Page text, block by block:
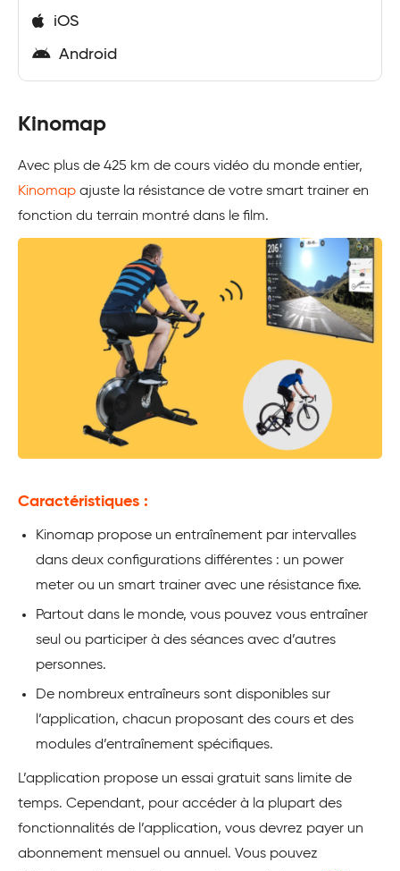
iOS
Android
Kinomap
Avec plus de 425 km de cours vidéo du monde entier,
Kinomap ajuste la résistance de votre smart trainer en
fonction du terrain montré dans le film.
Caractéristiques :
Kinomap propose un entraînement par intervalles
dans deux configurations différentes : un power
meter ou un smart trainer avec une résistance fixe.
Partout dans le monde, vous pouvez vous entraîner
seul ou participer à des séances avec d’autres
personnes.
De nombreux entraîneurs sont disponibles sur
l’application, chacun proposant des cours et des
modules d’entraînement spécifiques.
L’application propose un essai gratuit sans limite de
temps. Cependant, pour accéder à la plupart des
fonctionnalités de l’application, vous devrez payer un
abonnement mensuel ou annuel. Vous pouvez